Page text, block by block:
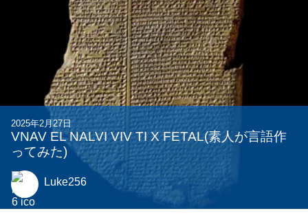
MI VOLIS DESEGNI LAKTAN ARTON
otima